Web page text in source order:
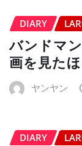
DIARY
バンドマ
画を見た
ヤンヤン
DIARY